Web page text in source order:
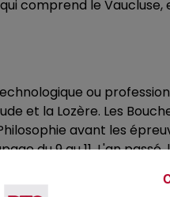
comprend le
ou
et la Lozère. Les
avant les
du 9 au 11. L'an